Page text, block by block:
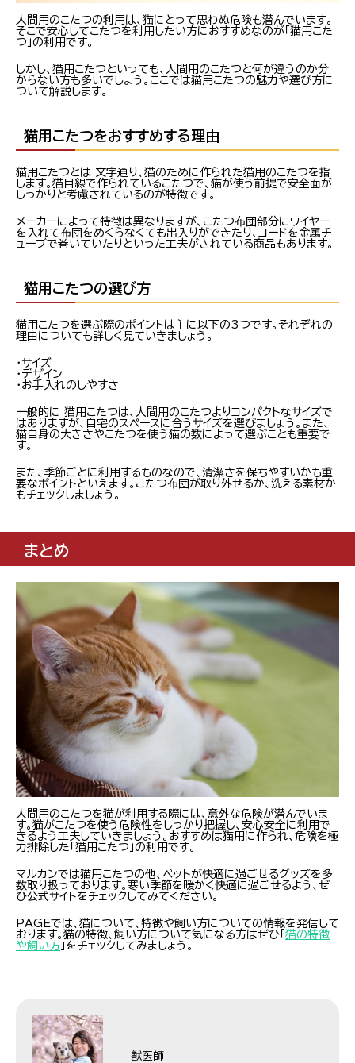
人間用のこたつの利用は、猫にとって思わぬ危険も潜んでいます。
そこで安心してこたつを利用したい方におすすめなのが「猫用こた
つ」の利用です。
しかし、猫用こたつといっても、人間用のこたつと何が違うのか分
からない方も多いでしょう。ここでは猫用こたつの魅力や選び方に
ついて解説します。
猫用こたつをおすすめする理由
猫用こたつとは 文字通り、猫のために作られた猫用のこたつを指
します。猫目線で作られているこたつで、猫が使う前提で安全面が
しっかりと考慮されているのが特徴です。
メーカーによって特徴は異なりますが、こたつ布団部分にワイヤー
を入れて布団をめくらなくても出入りができたり、コードを金属チ
ューブで巻いていたりといった工夫がされている商品もあります。
猫用こたつの選び方
猫用こたつを選ぶ際のポイントは主に以下の3つです。それぞれの
理由についても詳しく見ていきましょう。
・サイズ
・デザイン
・お手入れのしやすさ
一般的に 猫用こたつは、人間用のこたつよりコンパクトなサイズで
はありますが、自宅のスペースに合うサイズを選びましょう。また、
猫自身の大きさやこたつを使う猫の数によって選ぶことも重要で
す。
また、季節ごとに利用するものなので、清潔さを保ちやすいかも重
要なポイントといえます。こたつ布団が取り外せるか、洗える素材か
もチェックしましょう。
まとめ
人間用のこたつを猫が利用する際には、意外な危険が潜んでいま
す。猫がこたつを使う危険性をしっかり把握し、安心安全に利用で
きるよう工夫していきましょう。おすすめは猫用に作られ、危険を極
力排除した「猫用こたつ」の利用です。
マルカンでは猫用こたつの他、ペットが快適に過ごせるグッズを多
数取り扱っております。寒い季節を暖かく快適に過ごせるよう、ぜ
ひ公式サイトをチェックしてみてください。
PAGEでは、猫について、特徴や飼い方についての情報を発信して
おります。猫の特徴、飼い方について気になる方はぜひ「 猫の特徴
や飼い方 」をチェックしてみましょう。
獣医師